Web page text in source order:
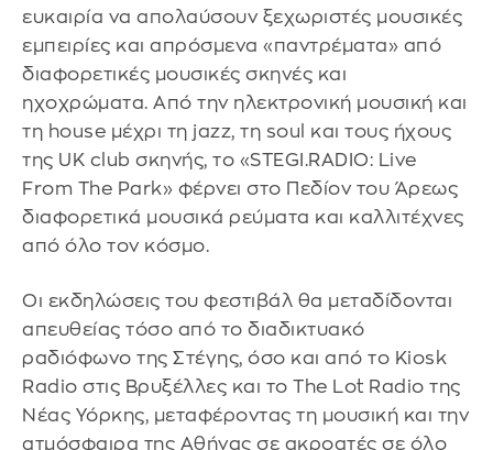
ευκαιρία να απολαύσουν ξεχωριστές μουσικές
εμπειρίες και απρόσμενα «παντρέματα» από
διαφορετικές μουσικές σκηνές και
ηχοχρώματα. Από την ηλεκτρονική μουσική και
τη house μέχρι τη jazz, τη soul και τους ήχους
της UK club σκηνής, το «STEGI.RADIO: Live
From The Park» φέρνει στο Πεδίον του Άρεως
διαφορετικά μουσικά ρεύματα και καλλιτέχνες
από όλο τον κόσμο.
Οι εκδηλώσεις του φεστιβάλ θα μεταδίδονται
απευθείας τόσο από το διαδικτυακό
ραδιόφωνο της Στέγης, όσο και από το Kiosk
Radio στις Βρυξέλλες και το The Lot Radio της
Νέας Υόρκης, μεταφέροντας τη μουσική και την
ατμόσφαιρα της Αθήνας σε ακροατές σε όλο